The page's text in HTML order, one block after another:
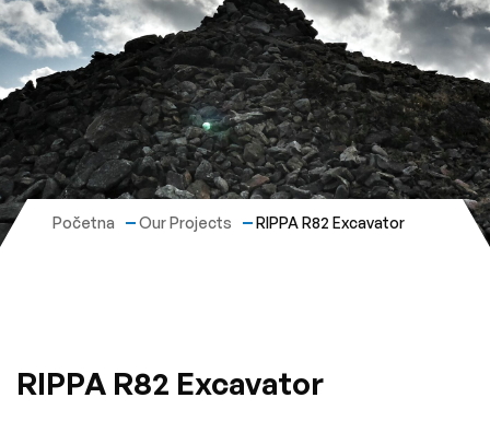
Početna Our Projects RIPPA R82 Excavator
RIPPA R82 Excavator